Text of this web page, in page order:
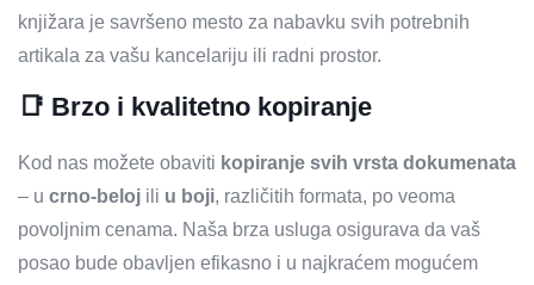
knjižara je savršeno mesto za nabavku svih potrebnih
artikala za vašu kancelariju ili radni prostor.
📑 Brzo i kvalitetno kopiranje
Kod nas možete obaviti kopiranje svih vrsta dokumenata
– u crno-beloj ili u boji, različitih formata, po veoma
povoljnim cenama. Naša brza usluga osigurava da vaš
posao bude obavljen efikasno i u najkraćem mogućem